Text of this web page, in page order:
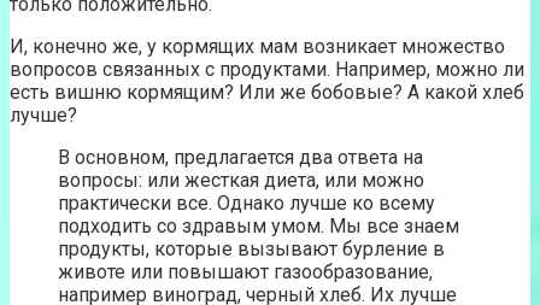
И, конечно же, у кормящих мам возникает множество
вопросов связанных с продуктами. Например, можно ли
есть вишню кормящим? Или же бобовые? А какой хлеб
лучше?
В основном, предлагается два ответа на
вопросы: или жесткая диета, или можно
практически все. Однако лучше ко всему
подходить со здравым умом. Мы все знаем
продукты, которые вызывают бурление в
животе или повышают газообразование,
например виноград, черный хлеб. Их лучше